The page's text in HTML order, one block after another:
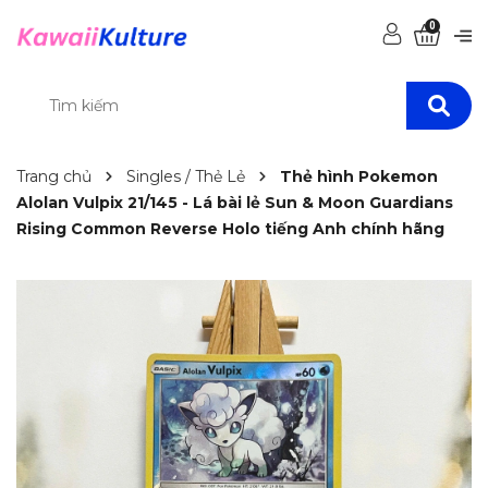
0
Trang chủ Singles / Thẻ Lẻ
Thẻ hình Pokemon
Alolan Vulpix 21/145 - Lá bài lẻ Sun & Moon Guardians
Rising Common Reverse Holo tiếng Anh chính hãng